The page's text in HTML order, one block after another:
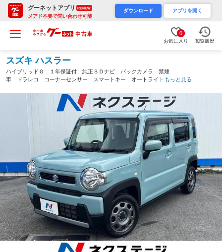
グーネットアプリ RENEW
メアド不要で問い合わせ可能
ダウンロード アプリを開く
0
お気に入り 閲覧履歴
スズキ ハスラー
ハイブリッドＧ １年保証付 純正ＳＤナビ バックカメラ 禁煙
車 ドラレコ コーナーセンサー スマートキー オートライト
オートエアコン Ｂｌｕｅｔｏｏｔｈ ＣＤ ＤＶＤ再生 フルセ
グ（沖縄県）
もっと見る